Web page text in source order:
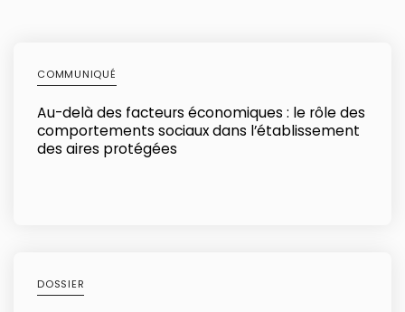
COMMUNIQUÉ
Au-delà des facteurs économiques : le rôle des
comportements sociaux dans l’établissement
des aires protégées
DOSSIER